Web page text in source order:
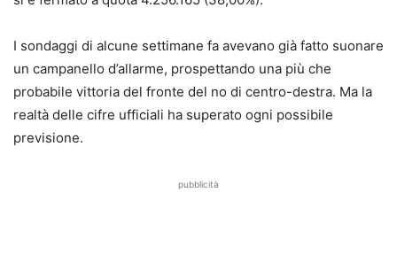
I sondaggi di alcune settimane fa avevano già fatto suonare
un campanello d’allarme, prospettando una più che
probabile vittoria del fronte del no di centro-destra. Ma la
realtà delle cifre ufficiali ha superato ogni possibile
previsione.
pubblicità